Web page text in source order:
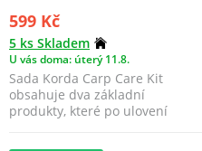
599 Kč
5 ks Skladem
U vás doma: úterý 11.8.
Sada Korda Carp Care Kit
obsahuje dva základní
produkty, které po ulovení